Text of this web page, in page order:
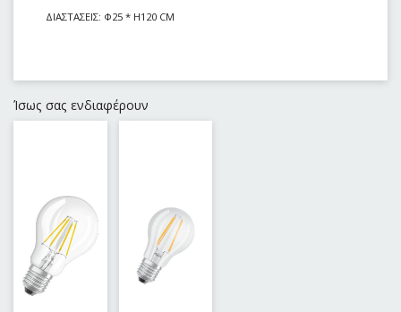
ΔΙΑΣΤΑΣΕΙΣ: Φ25 * Η120 CM
Ίσως σας ενδιαφέρουν